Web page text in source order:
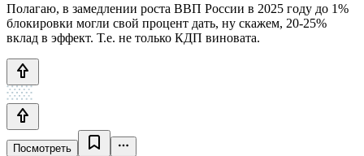
Полагаю, в замедлении роста ВВП России в 2025 году до 1%
блокировки могли свой процент дать, ну скажем, 20-25%
вклад в эффект. Т.е. не только КДП виновата.
Посмотреть